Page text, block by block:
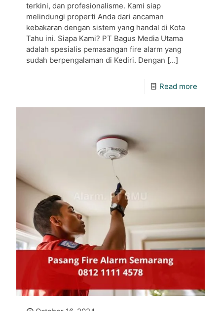
terkini, dan profesionalisme. Kami siap
melindungi properti Anda dari ancaman
kebakaran dengan sistem yang handal di Kota
Tahu ini. Siapa Kami? PT Bagus Media Utama
adalah spesialis pemasangan fire alarm yang
sudah berpengalaman di Kediri. Dengan […]
Read more